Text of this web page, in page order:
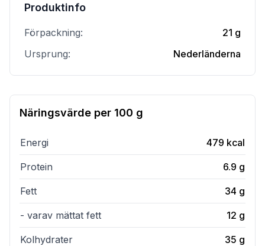
Produktinfo
Förpackning:
21 g
Ursprung:
Nederländerna
Näringsvärde per 100 g
Energi 479 kcal
Protein 6.9 g
Fett 34 g
- varav mättat fett 12 g
Kolhydrater 35 g